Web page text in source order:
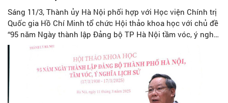
Sáng 11/3, Thành ủy Hà Nội phối hợp với Học viện Chính trị
Quốc gia Hồ Chí Minh tổ chức Hội thảo khoa học với chủ đề
“95 năm Ngày thành lập Đảng bộ TP Hà Nội tầm vóc, ý nghĩa
lịch sử (17/3/1930 - 17/3/2025)”. Tạp chí Người Hà Nội trân
trọng giới thiệu bài phát biểu của đồng chí Nguyễn Văn
Phong Phó Bí thư Thường trực Thành ủy Hà Nội tại buổi Hội
thảo.